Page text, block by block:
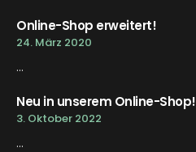
Online-Shop erweitert!
24. März 2020
...
Neu in unserem Online-Shop!
3. Oktober 2022
...